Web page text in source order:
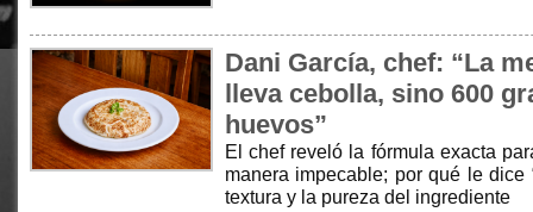
Dani García, chef: “La
lleva cebolla, sino 600
huevos”
El chef reveló la fórmula exacta
manera impecable; por qué le dice
textura y la pureza del ingrediente